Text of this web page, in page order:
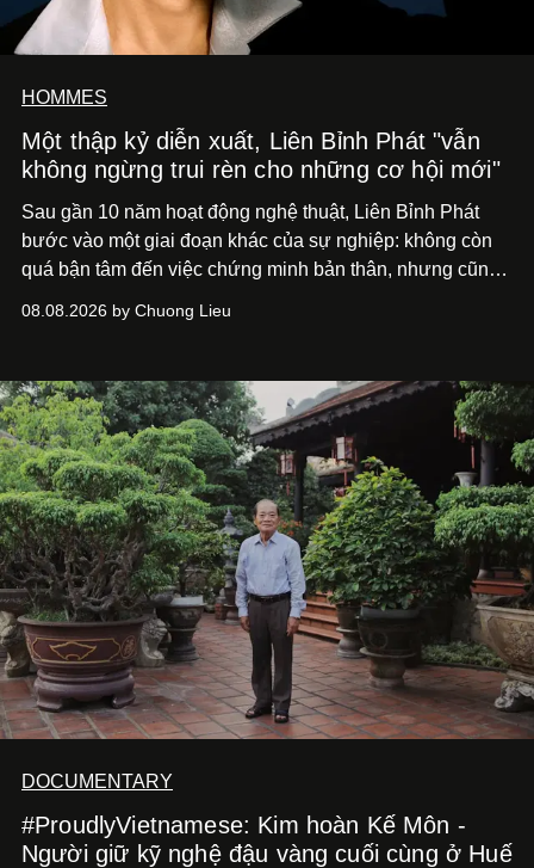
HOMMES
Một thập kỷ diễn xuất, Liên Bỉnh Phát "vẫn
không ngừng trui rèn cho những cơ hội mới"
Sau gần 10 năm hoạt động nghệ thuật, Liên Bỉnh Phát
bước vào một giai đoạn khác của sự nghiệp: không còn
quá bận tâm đến việc chứng minh bản thân, nhưng cũng
phim điện ảnh trong nửa đầu 2026 đến hành trình trở lại
bằng một tâm thế điềm tĩnh hơn. Anh tiếp tục học hỏi, trau
dồi và chờ đợi những vai diễn đủ sức đưa mình đến
những vùng đất mới. Ở tuổi ngoài 30, điều anh theo đuổi
không phải những đích đến quá lớn, mà là khả năng luôn
tiến về phía trước.
08.08.2026 by Chuong Lieu
DOCUMENTARY
#ProudlyVietnamese: Kim hoàn Kế Môn -
Người giữ kỹ nghệ đậu vàng cuối cùng ở Huế